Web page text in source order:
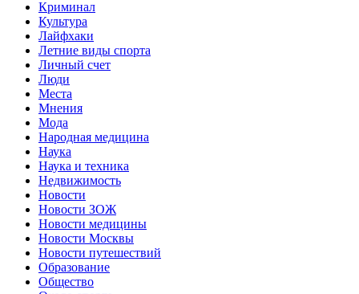
Криминал
Культура
Лайфхаки
Летние виды спорта
Личный счет
Люди
Места
Мнения
Мода
Народная медицина
Наука
Наука и техника
Недвижимость
Новости
Новости ЗОЖ
Новости медицины
Новости Москвы
Новости путешествий
Образование
Общество